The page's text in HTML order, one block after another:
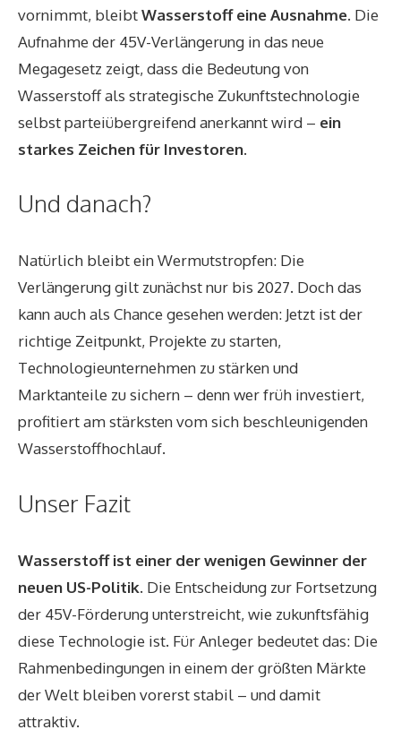
vornimmt, bleibtWasserstoff eine Ausnahme. Die
Aufnahme der 45V-Verlängerung in das neue
Megagesetz zeigt, dass die Bedeutung von
Wasserstoff als strategische Zukunftstechnologie
selbst parteiübergreifend anerkannt wird – ein
starkes Zeichen für Investoren.
Und danach?
Natürlich bleibt ein Wermutstropfen: Die
Verlängerung gilt zunächst nur bis 2027. Doch das
kann auch als Chance gesehen werden: Jetzt ist der
richtige Zeitpunkt, Projekte zu starten,
Technologieunternehmen zu stärken und
Marktanteile zu sichern – denn wer früh investiert,
profitiert am stärksten vom sich beschleunigenden
Wasserstoffhochlauf.
Unser Fazit
Wasserstoff ist einer der wenigen Gewinner der
neuen US-Politik. Die Entscheidung zur Fortsetzung
der 45V-Förderung unterstreicht, wie zukunftsfähig
diese Technologie ist. Für Anleger bedeutet das: Die
Rahmenbedingungen in einem der größten Märkte
der Welt bleiben vorerst stabil – und damit
attraktiv.